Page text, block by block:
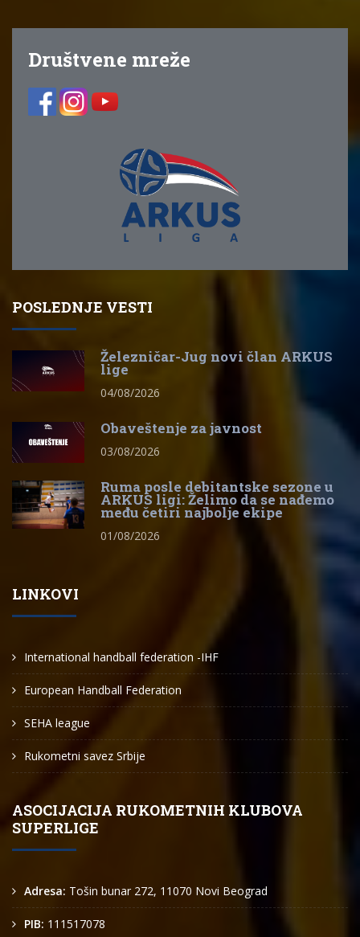
Društvene mreže
POSLEDNJE VESTI
Železničar-Jug novi član ARKUS
lige
04/08/2026
Obaveštenje za javnost
03/08/2026
Ruma posle debitantske sezone u
ARKUS ligi: Želimo da se nađemo
među četiri najbolje ekipe
01/08/2026
LINKOVI
International handball federation -IHF
European Handball Federation
SEHA league
Rukometni savez Srbije
ASOCIJACIJA RUKOMETNIH KLUBOVA
SUPERLIGE
Adresa: Tošin bunar 272, 11070 Novi Beograd
PIB: 111517078